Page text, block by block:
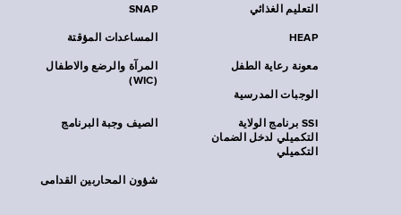
SNAP التعليم الغذائي
المساعدات المؤقتة HEAP
المرآة والرضع والاطفال
(WIC)
معونة رعاية الطفل
الوجبات المدرسية
الصيف وجبة البرنامج
SSI برنامج الولاية
التكميلي لدخل الضمان
التكميلي
شؤون المحاربين القدامى